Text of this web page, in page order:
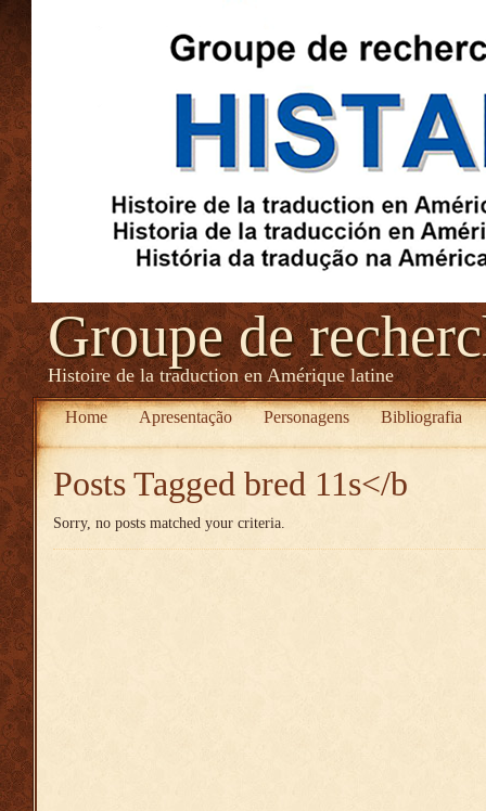
Groupe de
Histoire de la traduction en Amérique latine
Home Apresentação Personagens Bibliografia
Posts Tagged bred 11s</b
Sorry, no posts matched your criteria.